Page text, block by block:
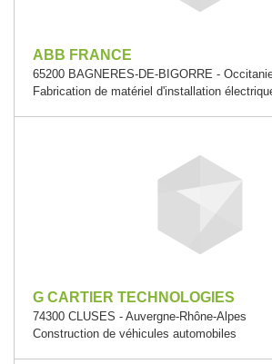
ABB FRANCE
65200 BAGNERES-DE-BIGORRE -
Fabrication de matériel d'installation
G CARTIER TECHNOLOGIES
74300 CLUSES - Auvergne-Rhône-Alpes
Construction de véhicules automobiles